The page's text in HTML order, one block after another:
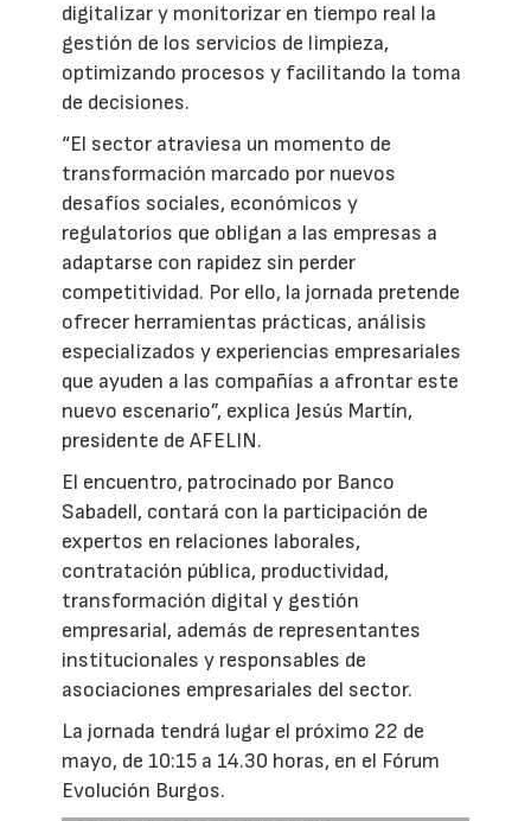
digitalizar y monitorizar en tiempo real la
gestión de los servicios de limpieza,
optimizando procesos y facilitando la toma
de decisiones.
“El sector atraviesa un momento de
transformación marcado por nuevos
desafíos sociales, económicos y
regulatorios que obligan a las empresas a
adaptarse con rapidez sin perder
competitividad. Por ello, la jornada pretende
ofrecer herramientas prácticas, análisis
especializados y experiencias empresariales
que ayuden a las compañías a afrontar este
nuevo escenario”, explica Jesús Martín,
presidente de AFELIN.
El encuentro, patrocinado por Banco
Sabadell, contará con la participación de
expertos en relaciones laborales,
contratación pública, productividad,
transformación digital y gestión
empresarial, además de representantes
institucionales y responsables de
asociaciones empresariales del sector.
La jornada tendrá lugar el próximo 22 de
mayo, de 10:15 a 14.30 horas, en el Fórum
Evolución Burgos.